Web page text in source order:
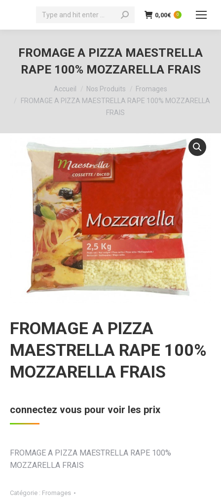
Recherche
0,00€ 0
FROMAGE A PIZZA MAESTRELLA
RAPE 100% MOZZARELLA FRAIS
Vous êtes ici :Accueil Nos Produits
Fromages
FROMAGE A PIZZA MAESTRELLA RAPE 100% MOZZARELLA
FRAIS
FROMAGE A PIZZA
MAESTRELLA RAPE 100%
MOZZARELLA FRAIS
connectez vous pour voir les prix
FROMAGE A PIZZA MAESTRELLA RAPE 100%
MOZZARELLA FRAIS
Catégorie : Fromages